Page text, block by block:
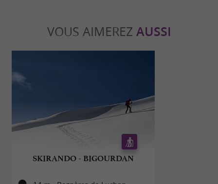
VOUS AIMEREZ AUSSI
SKIRANDO - BIGOURDAN